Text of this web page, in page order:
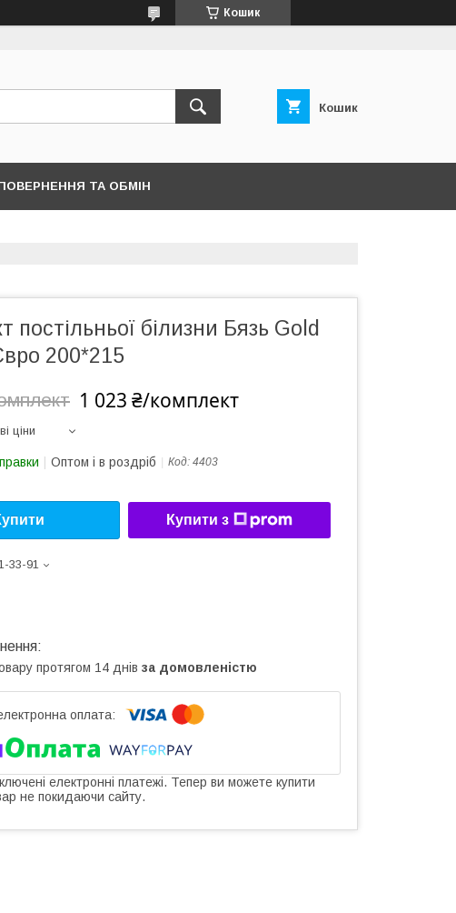
Кошик
Кошик
ТА ОБМІН
постільньої білизни Бязь Gold
200*215
1 023 ₴/комплект
ціни
Оптом і в роздріб Код: 4403
Купити з
33-91
протягом 14 днів за домовленістю
електронні платежі. Тепер ви можете купити
не покидаючи сайту.